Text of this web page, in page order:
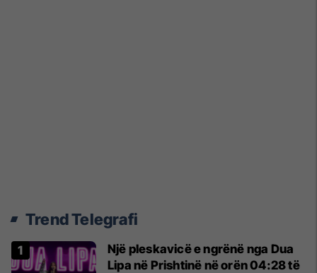
Trend Telegrafi
Një pleskavicë e ngrënë nga Dua
Lipa në Prishtinë në orën 04:28 të